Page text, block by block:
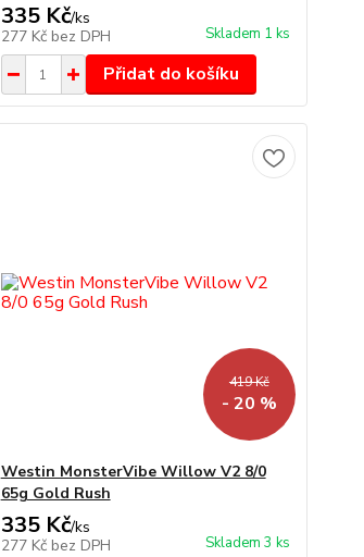
335 Kč/ks
277 Kč bez DPH Skladem 1 ks
Přidat do košíku
419 Kč
- 20 %
Westin MonsterVibe Willow V2 8/0
65g Gold Rush
335 Kč/ks
277 Kč bez DPH Skladem 3 ks